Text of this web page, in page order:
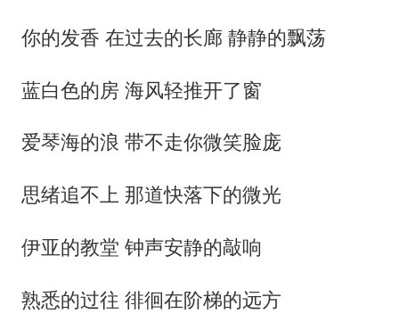
你的发香 在过去的长廊 静静的飘荡
蓝白色的房 海风轻推开了窗
爱琴海的浪 带不走你微笑脸庞
思绪追不上 那道快落下的微光
伊亚的教堂 钟声安静的敲响
熟悉的过往 徘徊在阶梯的远方